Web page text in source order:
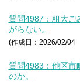
質問4987：粗大ご
がらない。
(作成日：2026/02/04
質問4983：他区市
のか。